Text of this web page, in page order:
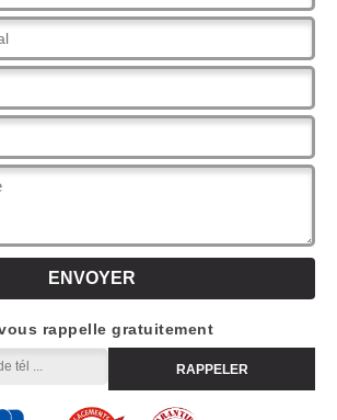
rappelle gratuitement